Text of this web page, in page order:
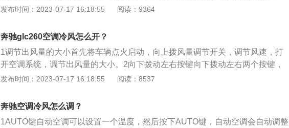
关。奔驰c260是奔驰旗下的一款中型轿车。奔驰c260使用了一款高功率版1.5升
大功率转速为每分钟6100转，最大扭矩转速为每分钟3000到4000转，与其匹配
的是9at变速箱。
发布时间：2023-07-17 16:18:55 阅读：9364
奔驰glc260空调冷风怎么开？
1调节出风量的大小首先将车辆点火启动，向上拨风量调节开关，调节风速，打
开空调系统，调节出风量的大小。2向下拨动左右按键向下拨动左右两个按键，
分别调节主副驾驶位的温度，待发动机运行一段时间后就可以吹出冷风。
发布时间：2023-07-17 16:18:55 阅读：8537
奔驰空调冷风怎么调？
1AUTO键自动空调可以设置一个温度，然后按下AUTO键，自动空调会自动调整